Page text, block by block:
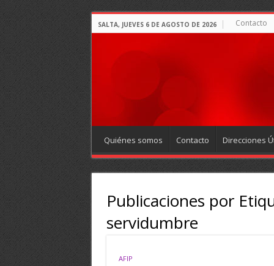
SALTA, JUEVES 6 DE AGOSTO DE 2026 Contacto
Quiénes somos Contacto Direcciones
Publicaciones por
servidumbre
AFIP